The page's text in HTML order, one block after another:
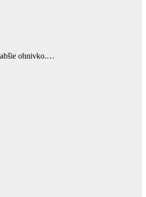
ohnivko.…